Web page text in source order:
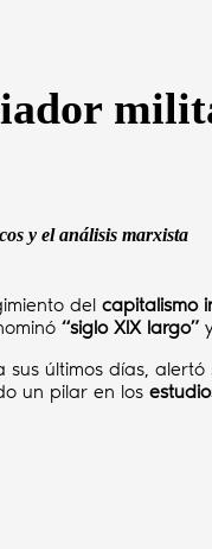
y el análisis marxista
del capitalismo
“siglo XIX largo”
últimos días,
un pilar en los